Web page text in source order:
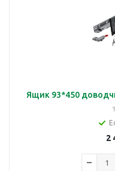
Ящик 93*450
2